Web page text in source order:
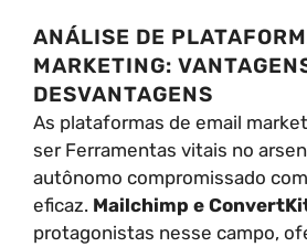
ANÁLISE DE
MARKETING:
DESVANTAGENS
As plataformas de email
ser Ferramentas vitais no
autônomo compromissado
eficaz. Mailchimp e
protagonistas nesse campo,